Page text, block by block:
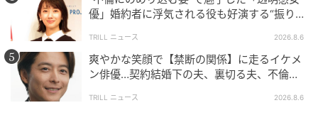
を暴き出そうとしたのだ。
「愛している」と繰り返すサビの旋律。そこには、独
占欲や甘い響きなどは微塵も存在しない。むしろ、そ
う叫ばなければ自分という存在が消えてしまいそう
な、崖っぷちの祈りに近い響きがある。その切実さ
優」婚約者に浮気される役も好演する“振り
TRILL ニュース 2026.8.6
爽やかな笑顔で【禁断の関係】に走るイケメ
ン俳優…契約結婚下の夫、裏切る夫、不倫相
TRILL ニュース 2026.8.6